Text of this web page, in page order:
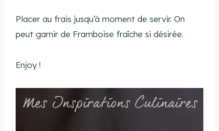
Placer au frais jusqu’à moment de servir. On
peut garnir de Framboise fraîche si désirée.
Enjoy !